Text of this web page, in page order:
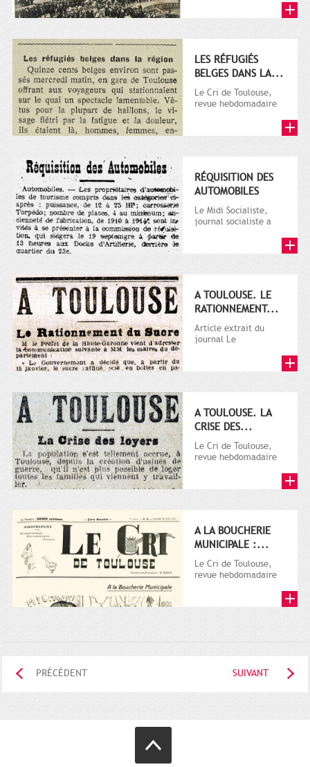
plusieurs milliers de...
LES RÉFUGIÉS
BELGES DANS LA...
Le Cri de Toulouse,
revue hebdomadaire
puis...
RÉQUISITION DES
AUTOMOBILES
Le Midi Socialiste,
journal socialiste a
A TOULOUSE. LE
RATIONNEMENT...
Article extrait du
journal Le
A TOULOUSE. LA
CRISE DES...
Le Cri de Toulouse,
revue hebdomadaire
A LA BOUCHERIE
MUNICIPALE :...
Le Cri de Toulouse,
revue hebdomadaire
PRÉCÉDENT SUIVANT